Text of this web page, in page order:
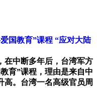
国教育”课程 “应对大陆
在中断多年后，台湾军方
育”课程，理由是来自中
高。台湾一名高级官员周